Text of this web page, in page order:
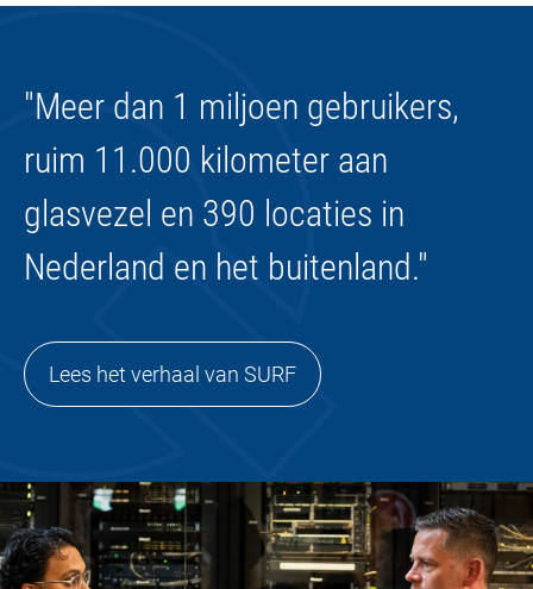
"Meer dan 1 miljoen gebruikers,
ruim 11.000 kilometer aan
glasvezel en 390 locaties in
Nederland en het buitenland."
Lees het verhaal van SURF